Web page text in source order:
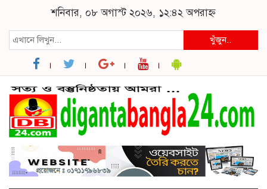
শনিবার, ০৮ অগাস্ট ২০২৬, ১২:৪২ অপরাহ্ন
খুঁজুন..